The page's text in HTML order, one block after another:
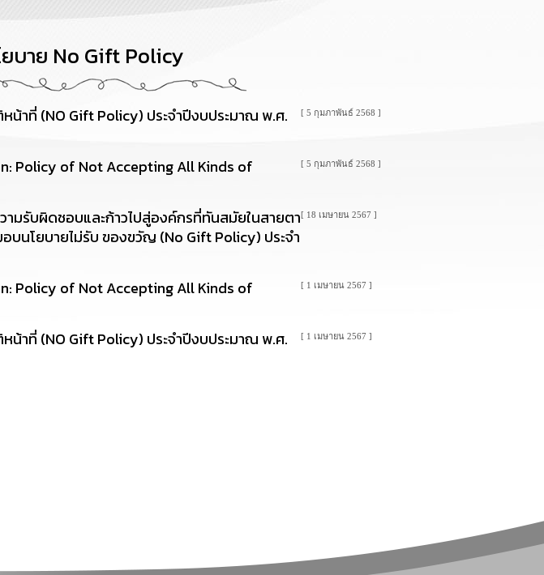
บาย No Gift Policy
าที่ (NO Gift Policy) ประจำปีงบประมาณ พ.ศ.
[ 5 กุมภาพันธ์ 2568 ]
Policy of Not Accepting All Kinds of
[ 5 กุมภาพันธ์ 2568 ]
มรับผิดชอบและก้าวไปสู่องค์กรที่ทันสมัยในสายตา
อบนโยบายไม่รับ ของขวัญ (No Gift Policy) ประจำ
[ 18 เมษายน 2567 ]
Policy of Not Accepting All Kinds of
[ 1 เมษายน 2567 ]
าที่ (NO Gift Policy) ประจำปีงบประมาณ พ.ศ.
[ 1 เมษายน 2567 ]